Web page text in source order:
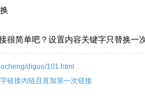
很简单吧？设置内容关键字只替换一
diguo/101.html
链接內链且直加第一次链接